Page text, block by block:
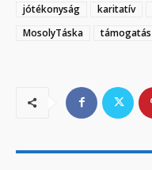
jótékonyság
karitatív
MosolyTáska
támogatás